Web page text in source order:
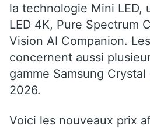
la technologie Mini LED,
LED 4K, Pure Spectrum
Vision AI Companion.
concernent aussi
gamme Samsung
2026.
Voici les nouveaux prix